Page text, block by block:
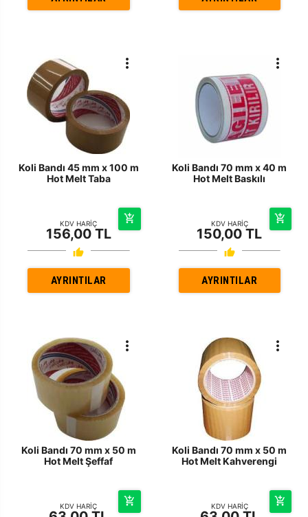
Koli Bandı 45 mm x 100 m
Hot Melt Taba
KDV HARİÇ
156,00 TL
AYRINTILAR
Koli Bandı 70 mm x 40 m
Hot Melt Baskılı
KDV HARİÇ
150,00 TL
AYRINTILAR
Koli Bandı 70 mm x 50 m
Hot Melt Şeffaf
KDV HARİÇ
Koli Bandı 70 mm x 50 m
Hot Melt Kahverengi
KDV HARİÇ